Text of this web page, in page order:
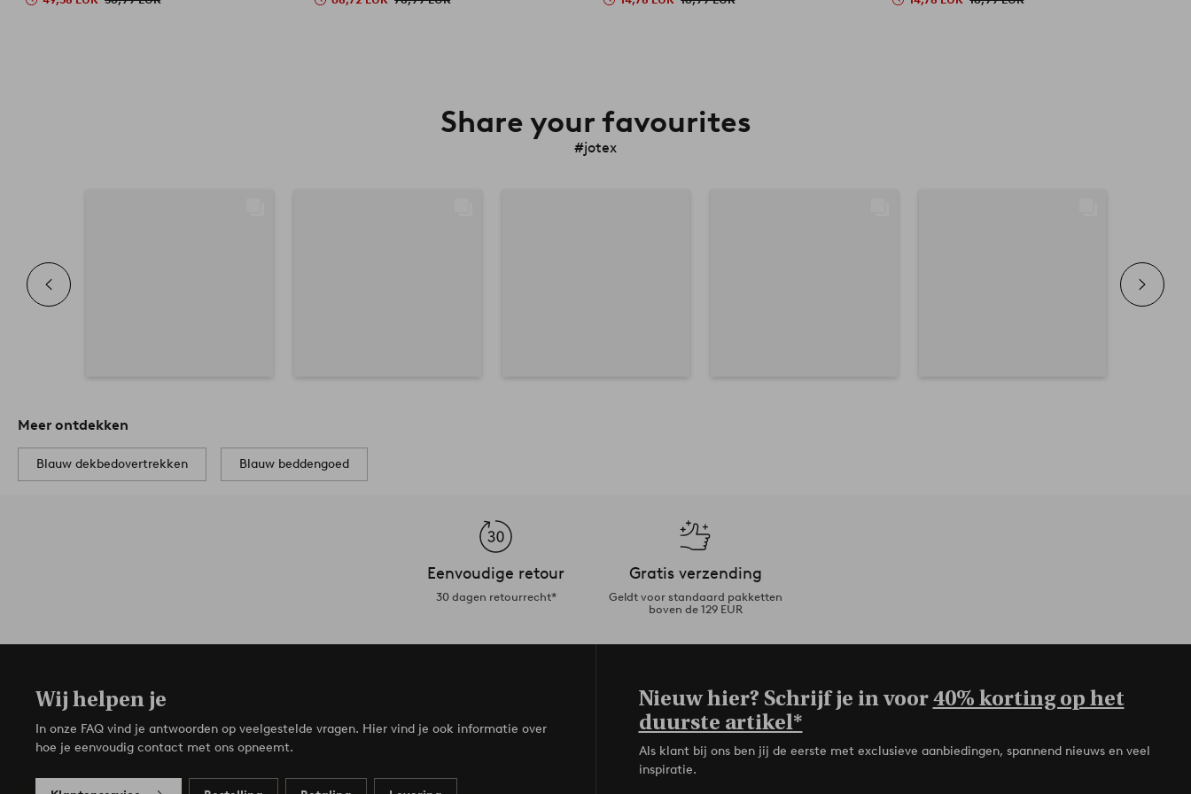
Share your favourites
#jotex
Meer ontdekken
Blauw dekbedovertrekken Blauw beddengoed
Eenvoudige retour
30 dagen retourrecht*
Gratis verzending
Geldt voor standaard pakketten
boven de 129 EUR
Wij helpen je
In onze FAQ vind je antwoorden op veelgestelde vragen. Hier vind je ook informatie over
hoe je eenvoudig contact met ons opneemt.
Nieuw hier? Schrijf je in voor40% korting op het
duurste artikel*
Als klant bij ons ben jij de eerste met exclusieve aanbiedingen, spannend nieuws en veel
inspiratie.